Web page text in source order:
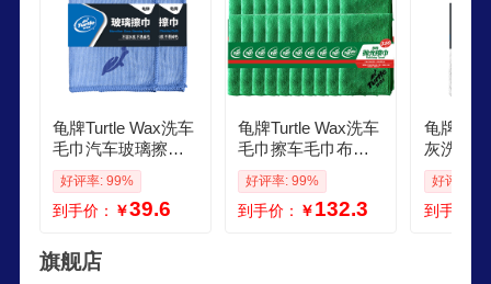
龟牌Turtle Wax洗车
毛巾汽车玻璃擦巾
擦车专用毛巾擦车
布2条
好评率: 99%
到手价： ￥39.6
龟牌Turtle Wax洗车
毛巾擦车毛巾布汽
车加厚吸水经典抛
光擦巾下蜡抛光上
蜡毛巾 24条洗车店
好评率: 99%
到手价： ￥132.3
龟牌
灰洗车
条 抛光擦车专用毛
巾打蜡
好评率:
到手价：
旗舰店